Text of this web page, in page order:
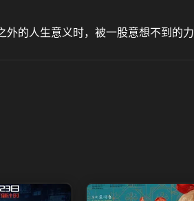
外的人生意义时，被一股意想不到的力